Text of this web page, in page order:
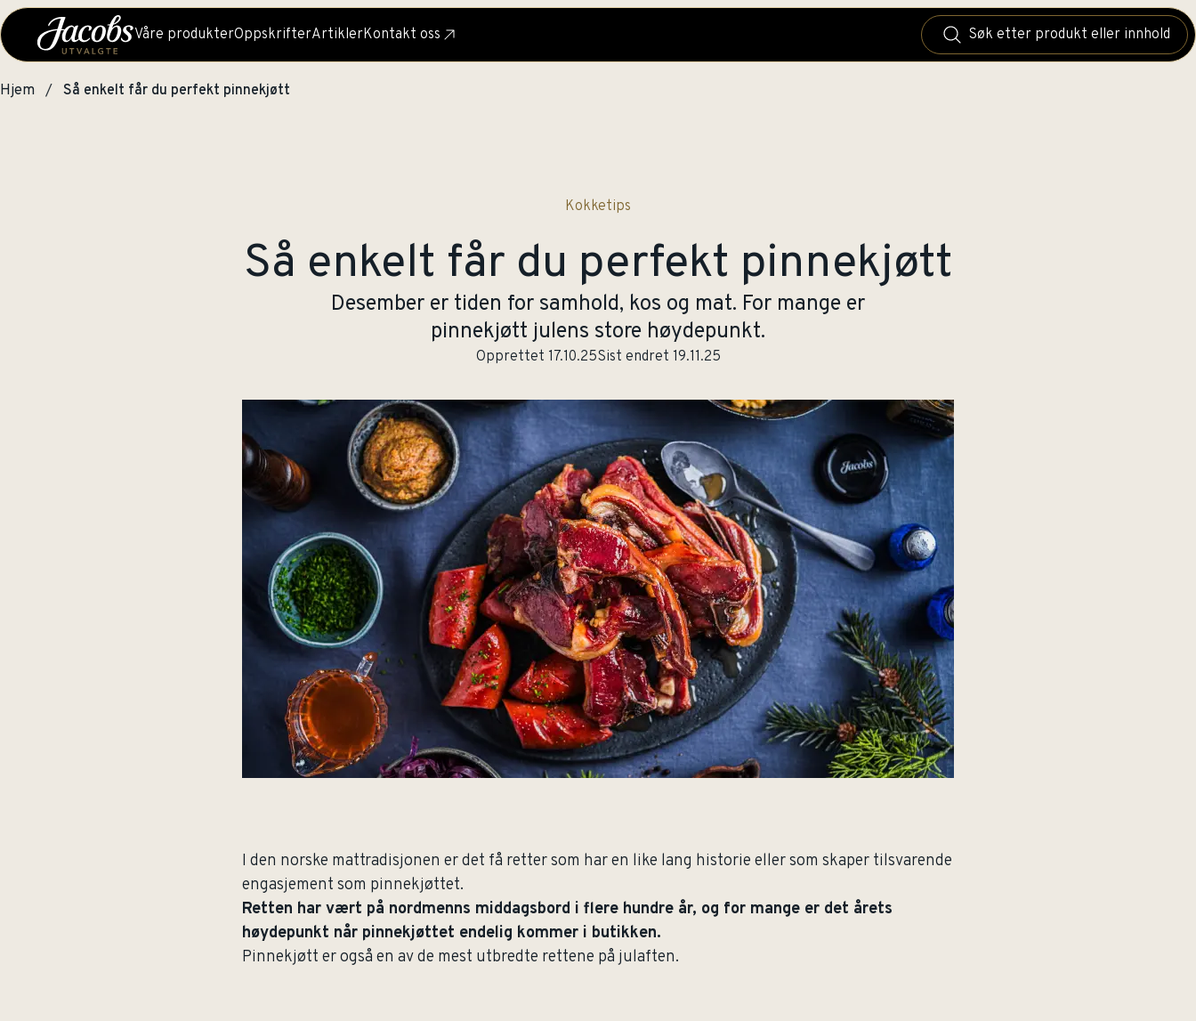
Våre produkterOppskrifterArtiklerKontakt oss
Hjem Så enkelt får du perfekt pinnekjøtt
Kokketips
Så enkelt får du perfekt pinnekjøtt
Desember er tiden for samhold, kos og mat. For mange er
pinnekjøtt julens store høydepunkt.
Opprettet 17.10.25Sist endret 19.11.25
I den norske mattradisjonen er det få retter som har en like lang historie eller som skaper tilsvarende
engasjement som pinnekjøttet.
Retten har vært på nordmenns middagsbord i flere hundre år, og for mange er det årets
høydepunkt når pinnekjøttet endelig kommer i butikken.
Pinnekjøtt er også en av de mest utbredte rettene på julaften.